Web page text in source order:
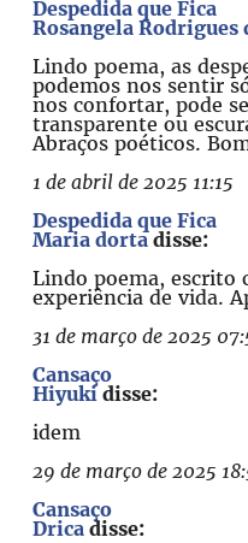
Despedida que Fica
Rosangela Rodrigues
Lindo poema, as
podemos nos sentir
nos confortar, pode
transparente ou
Abraços poéticos.
1 de abril de 2025 11:15
Despedida que Fica
Maria dortadisse:
Lindo poema, escrito
experiência de vida.
31 de março de 2025
Cansaço
Hiyuki disse:
idem
29 de março de 2025
Cansaço
Drica disse: